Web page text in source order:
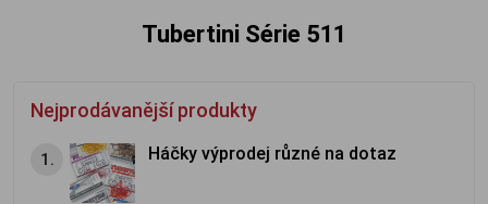
Tubertini Série 511
Nejprodávanější produkty
1. Háčky výprodej různé na dotaz